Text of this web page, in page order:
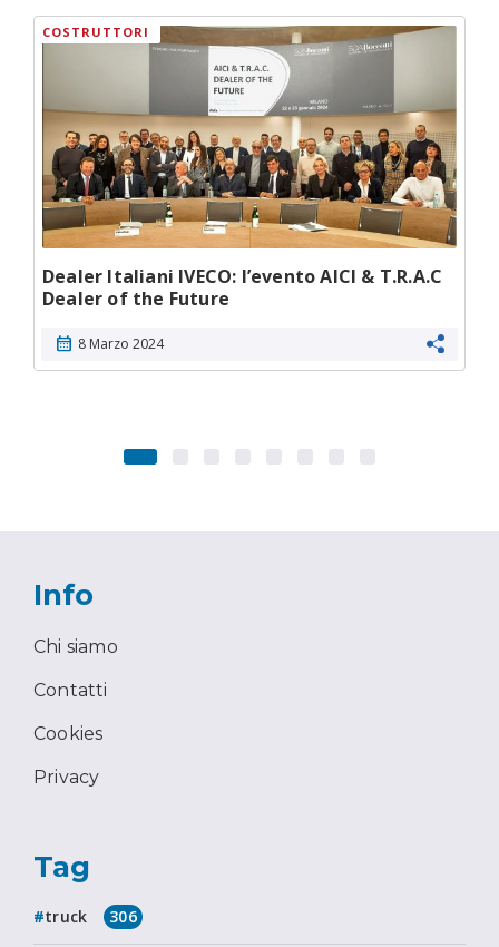
COSTRUTTORI
Dealer Italiani IVECO: l’evento AICI & T.R.A.C
Dealer of the Future
calendar_month 8 Marzo 2024
Info
Chi siamo
Contatti
Cookies
Privacy
Tag
truck 306